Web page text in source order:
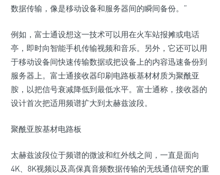
数据传输，像是移动设备和服务器间的瞬间备份。”
例如，富士通设想这一技术可以用在火车站报摊或电话
亭，即时向智能手机传输视频和音乐。另外，它还可以用
于移动设备间快速传输数据或把设备上的内容迅速备份到
服务器上。富士通接收器印刷电路板基材材质为聚酰亚
胺，以把信号衰减降低到最低水平。富士通称，接收器的
设计首次把适用频谱扩大到太赫兹波段。
聚酰亚胺基材电路板
太赫兹波段位于频谱的微波和红外线之间，一直是面向
4K、8K视频以及高保真音频数据传输的无线通信研究的重